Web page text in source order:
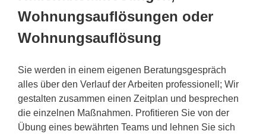
Wohnungsauflösungen oder
Wohnungsauflösung
Sie werden in einem eigenen Beratungsgespräch
alles über den Verlauf der Arbeiten professionell; Wir
gestalten zusammen einen Zeitplan und besprechen
die einzelnen Maßnahmen. Profitieren Sie von der
Übung eines bewährten Teams und lehnen Sie sich